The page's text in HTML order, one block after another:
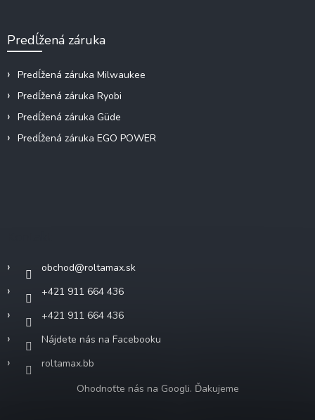
Predĺžená záruka
Predĺžená záruka Milwaukee
Predĺžená záruka Ryobi
Predĺžená záruka Güde
Predĺžená záruka EGO POWER
obchod@roltamax.sk
+421 911 664 436
+421 911 664 436
Nájdete nás na Facebooku
roltamax.bb
Ohodnoťte nás na Googli. Ďakujeme